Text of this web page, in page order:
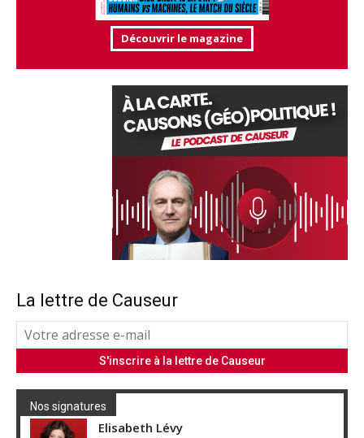
Découvrir le magazine
La lettre de Causeur
Nos signatures
Elisabeth Lévy